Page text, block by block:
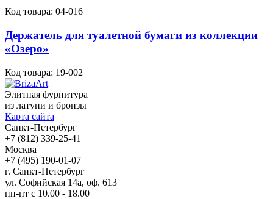
Код товара: 04-016
Держатель для туалетной бумаги из коллекции
«Озеро»
Код товара: 19-002
Элитная фурнитура
из латуни и бронзы
Карта сайта
Санкт-Петербург
+7 (812) 339-25-41
Москва
+7 (495) 190-01-07
г. Санкт-Петербург
ул. Софийская 14а, оф. 613
пн-пт с 10.00 - 18.00